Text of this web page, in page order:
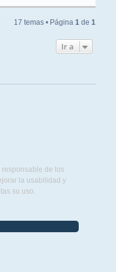
17 temas • Página 1de 1
Ir a
responsable de los
la usabilidad y
su uso.